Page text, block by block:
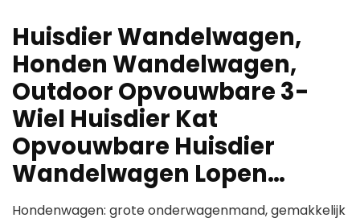
Huisdier Wandelwagen,
Honden Wandelwagen,
Outdoor Opvouwbare 3-
Wiel Huisdier Kat
Opvouwbare Huisdier
Wandelwagen Lopen…
Hondenwagen: grote onderwagenmand, gemakkelijk